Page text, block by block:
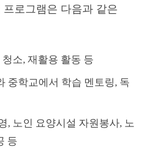
프로그램은 다음과 같은
소, 재활용 활동 등
중학교에서 학습 멘토링, 독
, 노인 요양시설 자원봉사, 노
등